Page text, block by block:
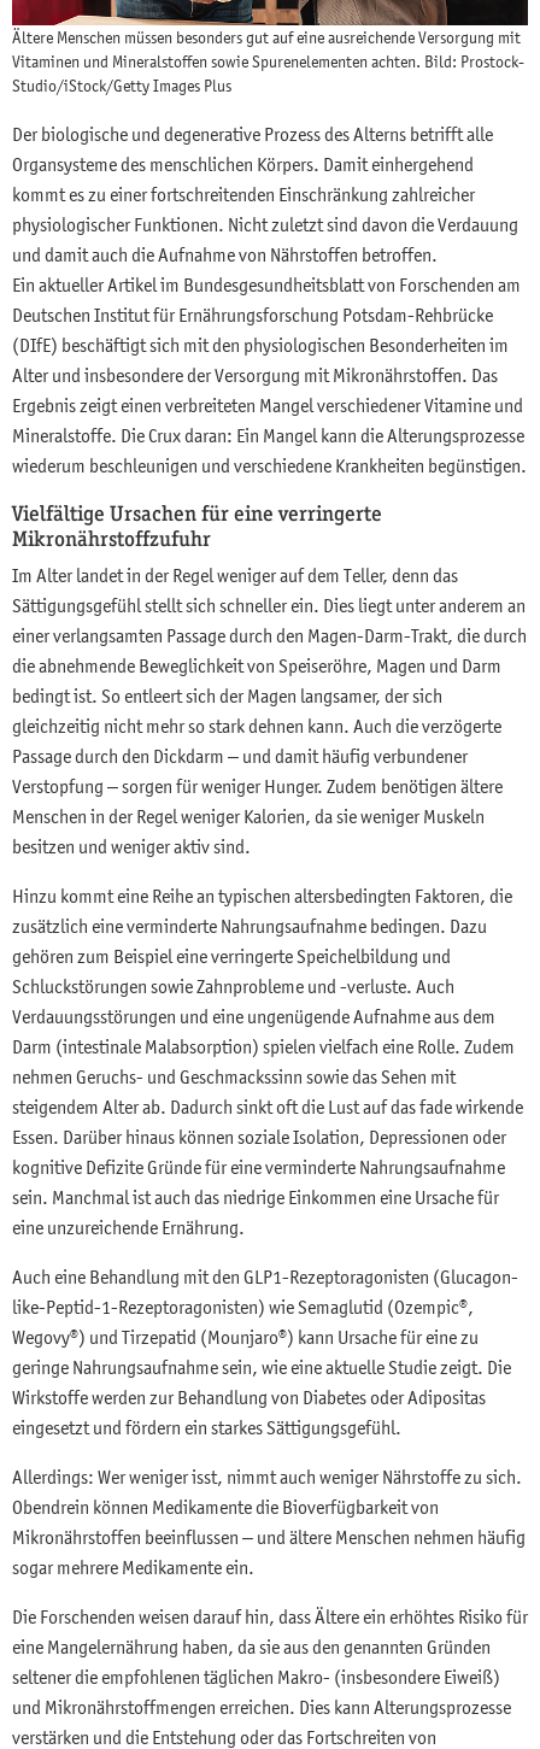
Ältere Menschen müssen besonders gut auf eine ausreichende Versorgung mit
Vitaminen und Mineralstoffen sowie Spurenelementen achten. Bild: Prostock-
Studio/iStock/Getty Images Plus
Der biologische und degenerative Prozess des Alterns betrifft alle
Organsysteme des menschlichen Körpers. Damit einhergehend
kommt es zu einer fortschreitenden Einschränkung zahlreicher
physiologischer Funktionen. Nicht zuletzt sind davon die Verdauung
und damit auch die Aufnahme von Nährstoffen betroffen.
Ein aktueller Artikel im Bundesgesundheitsblatt von Forschenden am
Deutschen Institut für Ernährungsforschung Potsdam-Rehbrücke
(DIfE) beschäftigt sich mit den physiologischen Besonderheiten im
Alter und insbesondere der Versorgung mit Mikronährstoffen. Das
Ergebnis zeigt einen verbreiteten Mangel verschiedener Vitamine und
Mineralstoffe. Die Crux daran: Ein Mangel kann die Alterungsprozesse
wiederum beschleunigen und verschiedene Krankheiten begünstigen.
Vielfältige Ursachen für eine verringerte
Mikronährstoffzufuhr
Im Alter landet in der Regel weniger auf dem Teller, denn das
Sättigungsgefühl stellt sich schneller ein. Dies liegt unter anderem an
einer verlangsamten Passage durch den Magen-Darm-Trakt, die durch
die abnehmende Beweglichkeit von Speiseröhre, Magen und Darm
bedingt ist. So entleert sich der Magen langsamer, der sich
gleichzeitig nicht mehr so stark dehnen kann. Auch die verzögerte
Passage durch den Dickdarm – und damit häufig verbundener
Verstopfung – sorgen für weniger Hunger. Zudem benötigen ältere
Menschen in der Regel weniger Kalorien, da sie weniger Muskeln
besitzen und weniger aktiv sind.
Hinzu kommt eine Reihe an typischen altersbedingten Faktoren, die
zusätzlich eine verminderte Nahrungsaufnahme bedingen. Dazu
gehören zum Beispiel eine verringerte Speichelbildung und
Schluckstörungen sowie Zahnprobleme und -verluste. Auch
Verdauungsstörungen und eine ungenügende Aufnahme aus dem
Darm (intestinale Malabsorption) spielen vielfach eine Rolle. Zudem
nehmen Geruchs- und Geschmackssinn sowie das Sehen mit
steigendem Alter ab. Dadurch sinkt oft die Lust auf das fade wirkende
Essen. Darüber hinaus können soziale Isolation, Depressionen oder
kognitive Defizite Gründe für eine verminderte Nahrungsaufnahme
sein. Manchmal ist auch das niedrige Einkommen eine Ursache für
eine unzureichende Ernährung.
Auch eine Behandlung mit den GLP1-Rezeptoragonisten (Glucagon-
like-Peptid-1-Rezeptoragonisten) wie Semaglutid (Ozempic®,
Wegovy®) und Tirzepatid (Mounjaro®) kann Ursache für eine zu
geringe Nahrungsaufnahme sein, wie eine aktuelle Studie zeigt. Die
Wirkstoffe werden zur Behandlung von Diabetes oder Adipositas
eingesetzt und fördern ein starkes Sättigungsgefühl.
Allerdings: Wer weniger isst, nimmt auch weniger Nährstoffe zu sich.
Obendrein können Medikamente die Bioverfügbarkeit von
Mikronährstoffen beeinflussen – und ältere Menschen nehmen häufig
sogar mehrere Medikamente ein.
Die Forschenden weisen darauf hin, dass Ältere ein erhöhtes Risiko für
eine Mangelernährung haben, da sie aus den genannten Gründen
seltener die empfohlenen täglichen Makro- (insbesondere Eiweiß)
und Mikronährstoffmengen erreichen. Dies kann Alterungsprozesse
verstärken und die Entstehung oder das Fortschreiten von